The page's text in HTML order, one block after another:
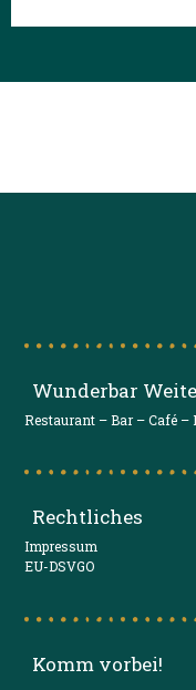
Wunderbar
Restaurant – Bar – Café
Rechtliches
Impressum
EU-DSVGO
Komm vorbei!